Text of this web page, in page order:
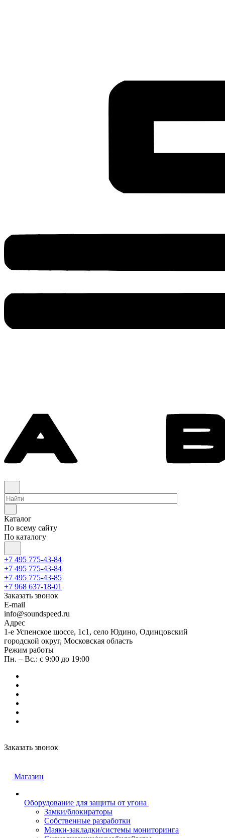
Каталог
По всему сайту
По каталогу
+7 495 775-43-84
+7 495 775-43-84
+7 495 775-43-85
+7 968 637-18-01
Заказать звонок
E-mail
info@soundspeed.ru
Адрес
1-е Успенское шоссе, 1с1, село Юдино, Одинцовский
городской округ, Московская область
Режим работы
Пн. – Вс.: с 9:00 до 19:00
Заказать звонок
Магазин
Оборудование для защиты от угона
Замки/блокираторы
Собственные разработки
Маяки-закладки/системы мониторинга